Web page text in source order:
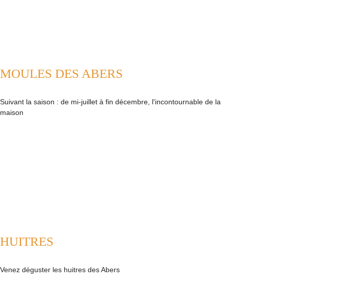
MOULES DES ABERS
Suivant la saison : de mi-juillet à fin décembre, l'incontournable de la
maison
HUITRES
Venez déguster les huitres des Abers